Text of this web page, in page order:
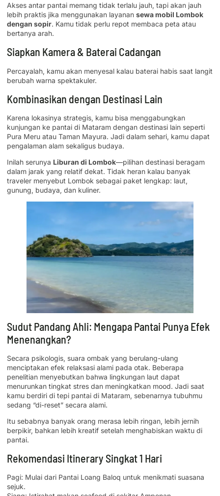
Akses antar pantai memang tidak terlalu jauh, tapi akan jauh
lebih praktis jika menggunakan layanan sewa mobil Lombok
dengan sopir. Kamu tidak perlu repot membaca peta atau
bertanya arah.
Siapkan Kamera & Baterai Cadangan
Percayalah, kamu akan menyesal kalau baterai habis saat langit
berubah warna spektakuler.
Kombinasikan dengan Destinasi Lain
Karena lokasinya strategis, kamu bisa menggabungkan
kunjungan ke pantai di Mataram dengan destinasi lain seperti
Pura Meru atau Taman Mayura. Jadi dalam sehari, kamu dapat
pengalaman alam sekaligus budaya.
Inilah serunya Liburan di Lombok—pilihan destinasi beragam
dalam jarak yang relatif dekat. Tidak heran kalau banyak
traveler menyebut Lombok sebagai paket lengkap: laut,
gunung, budaya, dan kuliner.
Sudut Pandang Ahli: Mengapa Pantai Punya Efek
Menenangkan?
Secara psikologis, suara ombak yang berulang-ulang
menciptakan efek relaksasi alami pada otak. Beberapa
penelitian menyebutkan bahwa lingkungan laut dapat
menurunkan tingkat stres dan meningkatkan mood. Jadi saat
kamu berdiri di tepi pantai di Mataram, sebenarnya tubuhmu
sedang “di-reset” secara alami.
Itu sebabnya banyak orang merasa lebih ringan, lebih jernih
berpikir, bahkan lebih kreatif setelah menghabiskan waktu di
pantai.
Rekomendasi Itinerary Singkat 1 Hari
Pagi: Mulai dari Pantai Loang Baloq untuk menikmati suasana
sejuk.